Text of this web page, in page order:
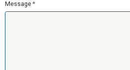
Message